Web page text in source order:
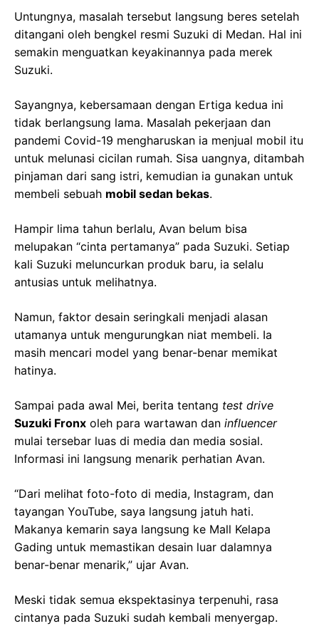
Untungnya, masalah tersebut langsung beres setelah
ditangani oleh bengkel resmi Suzuki di Medan. Hal ini
semakin menguatkan keyakinannya pada merek
Suzuki.
Sayangnya, kebersamaan dengan Ertiga kedua ini
tidak berlangsung lama. Masalah pekerjaan dan
pandemi Covid-19 mengharuskan ia menjual mobil itu
untuk melunasi cicilan rumah. Sisa uangnya, ditambah
pinjaman dari sang istri, kemudian ia gunakan untuk
membeli sebuah mobil sedan bekas.
Hampir lima tahun berlalu, Avan belum bisa
melupakan “cinta pertamanya” pada Suzuki. Setiap
kali Suzuki meluncurkan produk baru, ia selalu
antusias untuk melihatnya.
Namun, faktor desain seringkali menjadi alasan
utamanya untuk mengurungkan niat membeli. Ia
masih mencari model yang benar-benar memikat
hatinya.
Sampai pada awal Mei, berita tentang test drive
Suzuki Fronx oleh para wartawan dan influencer
mulai tersebar luas di media dan media sosial.
Informasi ini langsung menarik perhatian Avan.
“Dari melihat foto-foto di media, Instagram, dan
tayangan YouTube, saya langsung jatuh hati.
Makanya kemarin saya langsung ke Mall Kelapa
Gading untuk memastikan desain luar dalamnya
benar-benar menarik,” ujar Avan.
Meski tidak semua ekspektasinya terpenuhi, rasa
cintanya pada Suzuki sudah kembali menyergap.